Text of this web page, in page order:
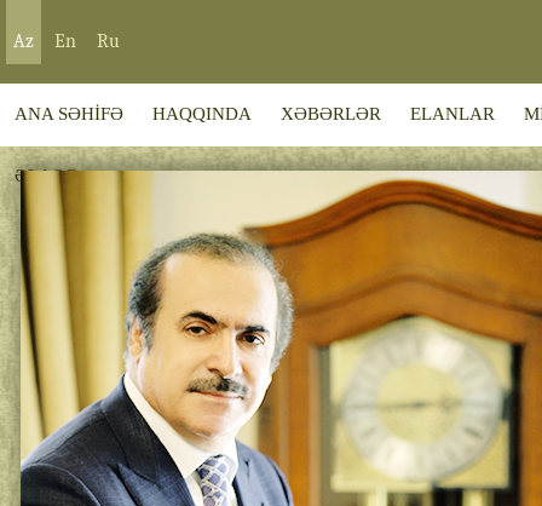
Az En Ru
ANA SƏHİFƏ HAQQINDA XƏBƏRLƏR ELANLAR
ƏLAQƏ